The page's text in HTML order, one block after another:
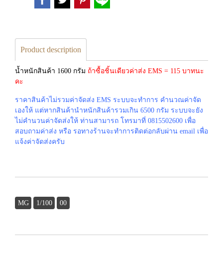
Product description
น้ำหนักสินค้า 1600 กรัม ถ้าซื้อชิ้นเดียวค่าส่ง EMS = 115 บาทนะ
คะ
ราคาสินค้าไม่รวมค่าจัดส่ง EMS ระบบจะทำการ คำนวณค่าจัด
เองให้ แต่หากสินค้านำหนักสินค้ารวมเกิน 6500 กรัม ระบบจะยัง
ไม่คำนวนค่าจัดส่งให้ ท่านสามารถ โทรมาที่ 0815502600 เพื่อ
สอบถามค่าส่ง หรือ รอทางร้านจะทำการติดต่อกลับผ่าน email เพื่อ
แจ้งค่าจัดส่งครับ
MG 1/100 00